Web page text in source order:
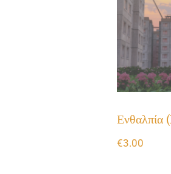
Ενθαλπία
€3.00